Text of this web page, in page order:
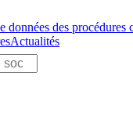
données des procédures
Actualités